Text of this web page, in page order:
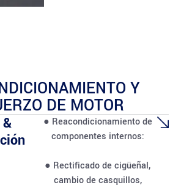
Y
DE MOTOR
● Reacondicionamiento de
componentes internos:
● Rectificado de cigüeñal,
cambio de casquillos,